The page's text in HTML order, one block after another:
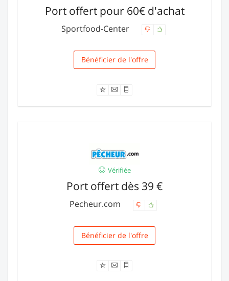
Port offert pour 60€ d'achat
Sportfood-Center
Livraison
Bénéficier de l'offre
Vérifiée
Port offert dès 39 €
Pecheur.com
Livraison
Bénéficier de l'offre